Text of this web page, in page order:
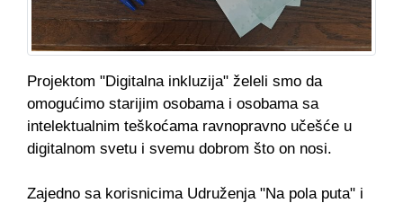
Projektom "Digitalna inkluzija" želeli smo da
omogućimo starijim osobama i osobama sa
intelektualnim teškoćama ravnopravno učešće u
digitalnom svetu i svemu dobrom što on nosi.
Zajedno sa korisnicima Udruženja "Na pola puta" i